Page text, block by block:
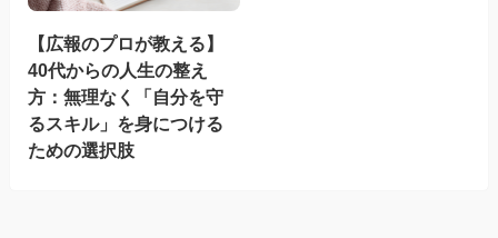
【広報のプロが教える】
40代からの人生の整え
方：無理なく「自分を守
るスキル」を身につける
ための選択肢